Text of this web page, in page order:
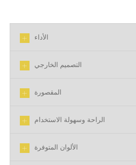
الأداء
التصميم الخارجي
المقصورة
الراحة وسهولة الاستخدام
الألوان المتوفرة